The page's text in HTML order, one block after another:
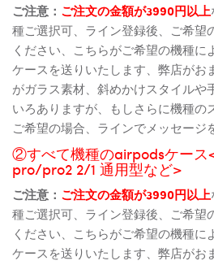
ご注意： ご注文の金額が3990円以上
種ご選択可、ライン登録後、ご希望
ください、こちらがご希望の機種に
ケースを送りいたします、弊店がお
がガラス素材、斜めかけスタイルや
いろありますが、もしさらに機種の
ご希望の場合、ラインでメッセージ
②すべて機種のairpodsケース
pro/pro2 2/1 通用型など>
ご注意： ご注文の金額が3990円以上
種ご選択可、ライン登録後、ご希望
ください、こちらがご希望の機種に
ケースを送りいたします、弊店がお